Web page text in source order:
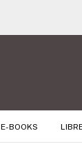
E-BOOKS